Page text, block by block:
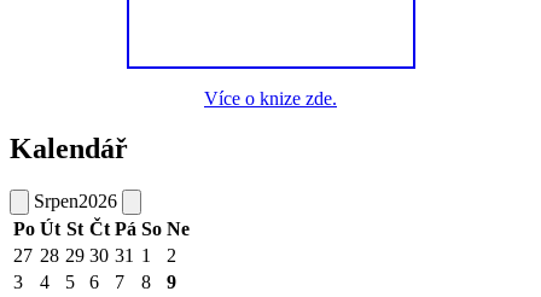
Více o knize zde.
Kalendář
Srpen2026
Po Út St Čt Pá So Ne
27 28 29 30 31 1
2
3
4 5 6 7 8
9